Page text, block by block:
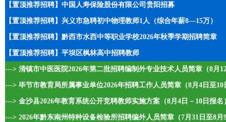
【置顶推荐招聘】中国人寿保险股份有限公司贵阳招募
【置顶推荐招聘】兴义市急聘初中物理教师1人（综合年薪8—15万）
【置顶推荐招聘】黔西市水西中等职业学校2026年秋季学期招聘简章
【置顶推荐招聘】平坝区枫林高中招聘教师
---> 清镇市中医医院2026年第二批招聘编制外专业技术人员简章（8月
---> 毕节市教育局所属事业单位2026年招聘工作人员简章（8月4日至10
---> 金沙县2026年教育系统公开竞聘教师实施方案（8月4日－10日报名
---> 2026年黔东南州特种设备检验所招聘编外人员简章（7月31日至8月